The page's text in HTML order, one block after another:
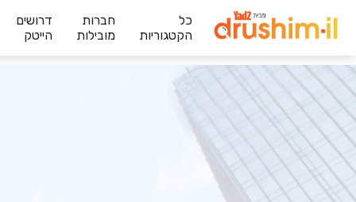
כל
הקטגוריות
חברות
מובילות
דרושים
הייטק